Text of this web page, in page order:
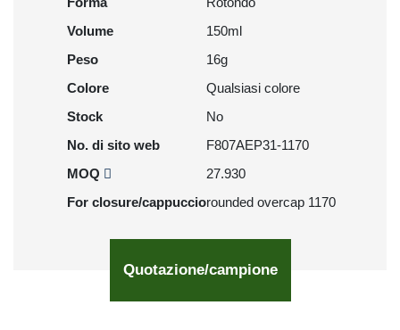
Volume
150ml
Peso
16g
Colore
Qualsiasi colore
Stock
No
No. di sito web
F807AEP31-1170
MOQ
27.930
For closure/cappucciorounded overcap 1170
Quotazione/campione